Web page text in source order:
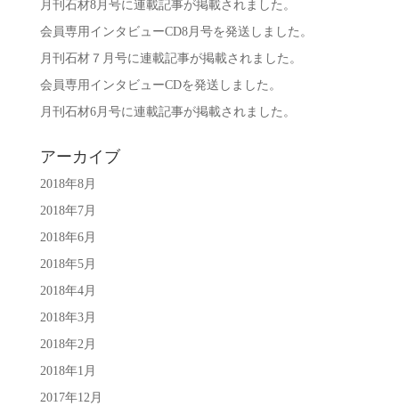
月刊石材8月号に連載記事が掲載されました。
会員専用インタビューCD8月号を発送しました。
月刊石材７月号に連載記事が掲載されました。
会員専用インタビューCDを発送しました。
月刊石材6月号に連載記事が掲載されました。
アーカイブ
2018年8月
2018年7月
2018年6月
2018年5月
2018年4月
2018年3月
2018年2月
2018年1月
2017年12月